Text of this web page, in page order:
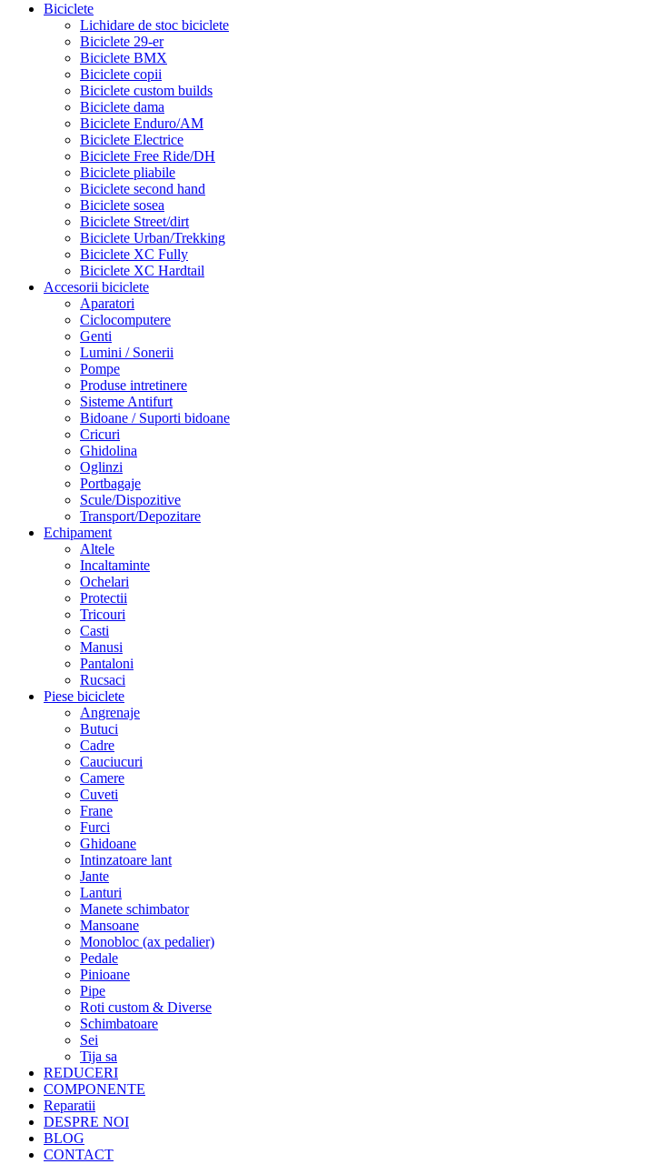
Biciclete
Lichidare de stoc biciclete
Biciclete 29-er
Biciclete BMX
Biciclete copii
Biciclete custom builds
Biciclete dama
Biciclete Enduro/AM
Biciclete Electrice
Biciclete Free Ride/DH
Biciclete pliabile
Biciclete second hand
Biciclete sosea
Biciclete Street/dirt
Biciclete Urban/Trekking
Biciclete XC Fully
Biciclete XC Hardtail
Accesorii biciclete
Aparatori
Ciclocomputere
Genti
Lumini / Sonerii
Pompe
Produse intretinere
Sisteme Antifurt
Bidoane / Suporti bidoane
Cricuri
Ghidolina
Oglinzi
Portbagaje
Scule/Dispozitive
Transport/Depozitare
Echipament
Altele
Incaltaminte
Ochelari
Protectii
Tricouri
Casti
Manusi
Pantaloni
Rucsaci
Piese biciclete
Angrenaje
Butuci
Cadre
Cauciucuri
Camere
Cuveti
Frane
Furci
Ghidoane
Intinzatoare lant
Jante
Lanturi
Manete schimbator
Mansoane
Monobloc (ax pedalier)
Pedale
Pinioane
Pipe
Roti custom & Diverse
Schimbatoare
Sei
Tija sa
REDUCERI
COMPONENTE
Reparatii
DESPRE NOI
BLOG
CONTACT